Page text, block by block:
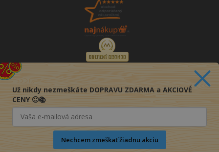
Už nikdy nezmeškáte DOPRAVU ZDARMA a AKCIOVÉ
CENY 🙂📚
Nechcem zmeškať žiadnu akciu